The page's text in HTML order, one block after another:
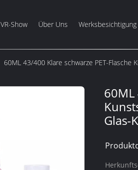
VR-Show Über Uns Werksbesichtigung
60ML 43/400 Klare schwarze PET-Flasche
60ML
Glas-